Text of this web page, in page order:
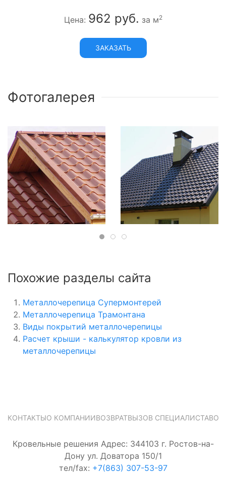
Цена: 962 руб. за м2
ЗАКАЗАТЬ
Фотогалерея
Похожие разделы сайта
Металлочерепица Супермонтерей
Металлочерепица Трамонтана
Виды покрытий металлочерепицы
Расчет крыши - калькулятор кровли из
металлочерепицы
КОНТАКТЫО КОМПАНИИВОЗВРАТВЫЗОВ СПЕЦИАЛИСТА
Кровельные решения Адрес: 344103 г. Ростов-на-
Дону ул. Доватора 150/1
тел/fax: +7(863) 307-53-97